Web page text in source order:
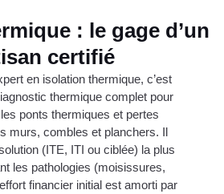
: le gage d’un
certifié
en isolation thermique, c’est
thermique complet pour
ponts thermiques et pertes
murs, combles et planchers. Il
(ITE, ITI ou ciblée) la plus
les pathologies (moisissures,
financier initial est amorti par